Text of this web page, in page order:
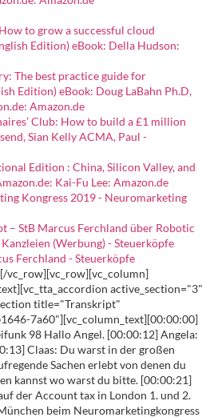
to grow a successful cloud
Edition) eBook: Della Hudson:
The best practice guide for
Edition) eBook: Doug LaBahn Ph.D,
Amazon.de
Club: How to build a £1 million
Sian Kelly ACMA, Paul -
Edition : China, Silicon Valley, and
Kai-Fu Lee: Amazon.de
Kongress 2019 - Neuromarketing
– StB Marcus Ferchland über Robotic
(Werbung) - Steuerköpfe
Ferchland - Steuerköpfe
Hype cycle vorgestellt sagt dir das was. [00:05:13] Claas: Ist das diese Kurve dass ich eine neue Technologie kommt und dann Springseil auf und denke nur a damit fliegen wir zum Mars und dann setzt du eine gewisse Ernüchterung ein weil man merkt es geht doch nicht und dann kam aber die Idee waren. [00:05:28] Claas: Möglichkeiten sat Technologien dann geht die Kurve wieder hoch. [00:05:31] Angela: Genau richtig und diese diese Gartner dieses ist ein Forschungsinstitut. [00:05:38] Angela: Ich habe das schon mal gehört davon aber mir war das nicht gar nicht so bewusst dass es ziemlich, [00:05:43] Angela: Flug und es ist auch eine renommierte Firma es ist nicht irgendwie so Hokuspokus Kristallkugel das ist wirklich dieses diese Kurve von dir du gerade geschrieben hast ich packe auch mal so ein Bild in die Schule und glaube ich [00:05:55] Angela: Mit Dessert deutlicher wird bestimmte Technologien die haben immer einen Auslöser Entwickler. Dann kommt der peek also die Spitze [00:06:05] Angela: der Hyper alle [00:06:07] Angela: 20 da die sind ist da Heilsbringer dann kommt die Ernüchterung Phase dann gibt's den langsamen Anstieg wo [00:06:15] Angela: die Entwicklung, [00:06:17] Angela: reell wird und irgendwann dann das Plateau auf productivité heißt das wo das ganze sich dann etabliert hat und auch wirtschaftlich für die Firmen die das machen rechnet. [00:06:30] Claas: Und wo sind wir jetzt mit der AI. [00:06:33] Angela: Ja die warte mal die habe ich jetzt natürlich nicht nicht in der Moment da muss ich kurz auf meinem Bild, [00:06:40] Angela: wie wird 2030 plus, [00:06:44] Angela: Jan peak of dem das Plateau der Produktivität erreichen sagen die, [00:06:50] Angela: und was sich aber spannend fand der Vortragende hat es dann auch auf die Steuerberater Welt bezogen dies nennt diesen cycle und der sagt für die blockchain [00:07:03] Angela: Technologien werden 2026 [00:07:07] Angela: in die Produktivität modus übergehen und was was ich bemerkenswert finde dieses predictive Analytics also diese vor [00:07:16] Angela: ausschauende Analysen die natürlich auch künstliche Intelligenz im Bauch haben die wird es ab 2022 schon geschafft haben auf das Plateau de product. [00:07:28] Angela: Das fand ich gut und virtuelle Assistentin werden auch in den nächsten zwei bis fünf Jahren schon auf diesem Plateau sein fand ich auch. [00:07:37] Angela: Nachdenkenswert im Sinne von das geht schnell genau und. [00:07:45] Angela: Was der denn in seinem Vortrag noch natürlich zu, [00:07:48] Angela: gegeben hat ist wenn von künstliche Intelligenz geredet wird sind zwei Sachen kritisch zu hinterfragen das eine ist von ich glaube, [00:07:59] Angela: sag mir mal von von den vielen Start-ups die heutzutage künstliche Intelligenz Produkte entwickeln, [00:08:07] Angela: sind maximal ein Viertel tatsächlich mit künstliche Intelligenz beschäftigt und die anderen zusammen nur Geld ein, [00:08:16] Angela: habe ich kann die Beispiel nicht mehr wiedergeben aber er hat es halt sehr anschaulich erklärt das, [00:08:23] Angela: das viele Startups eineinhalb machen und und behaupten sie würden an den Themen arbeiten aber es ist noch es ist nicht wirklich künstliche Intelligenz ddda, [00:08:35] Angela: auf dem Zettel haben seine Forschungen drüber das war das eine und. [00:08:42] Angela: Der zweite wo er sagt ist und da kommt die Steuerberater wieder ins Spiel. [00:08:49] Angela: 75% der Daten die für predictive Analytics zur Verfügung stehen sind fraglich weil möglicherweise falsch. [00:09:00] Angela: Und des ist noch durch die große Herausforderung weil wenn du mit irgendwelchen Annahmen, [00:09:06] Angela: vorhersagen prognostiziert und die Annahmen, [00:09:10] Angela: sind falsch berechnet dann ist natürlich die Vorhersage völliger Blödsinn und da sagt er das wird in großer Geschäftszweig sehe ich auch so haben wir auch ein paar mal hier schon drüber geredet für Steuerberater soll ich mal die, [00:09:24] Angela: Zahlenwerk oder diese Vorhersagen auf ihre Richtigkeit kann man nicht sagen aber. [00:09:33] Claas: Schon gucken ob sie ja richtig sind ob sie ob sie sinnvoll er. [00:09:35] Angela: Sie finden machen ob sie Sinn machen und ob eventuell Daten zugrundeliegende eben Touch sind und des das wird noch eine spannende Herausforderungen an der Stelle. [00:09:46] Claas: Ich muss sagen. [00:09:51] Claas: Sterberate denken der sich sehr damit beschäftigt mit diesem ganzen Datenanalysen und wenn man das so sieht dargestellt sie dann, [00:10:01] Claas: werden ganz schnell immer auf welche Grafiken hin und her geschoben und am besten noch mit der Hand wie impfe und Minority Report, [00:10:09] Claas: und er sagte mal Wer wischt hat noch nie Datenanalyse gemacht, [00:10:13] Claas: also da ist doch man sitzt über Tabellen und guckt nach und überlegt ob das